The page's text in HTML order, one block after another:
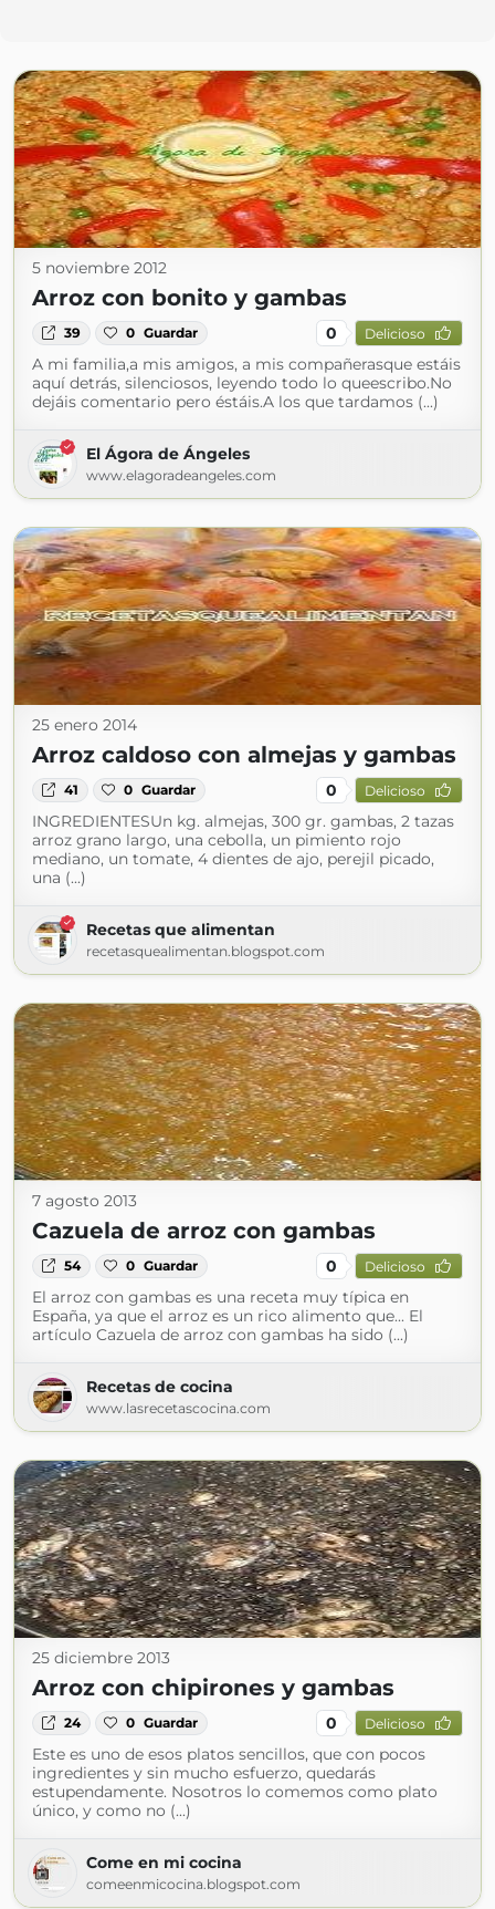
5 noviembre 2012
Arroz con bonito y gambas
39 0 Guardar 0 Delicioso
A mi familia,a mis amigos, a mis compañerasque estáis
aquí detrás, silenciosos, leyendo todo lo queescribo.No
dejáis comentario pero éstáis.A los que tardamos (...)
El Ágora de Ángeles
www.elagoradeangeles.com
25 enero 2014
Arroz caldoso con almejas y gambas
41 0 Guardar 0 Delicioso
INGREDIENTESUn kg. almejas, 300 gr. gambas, 2 tazas
arroz grano largo, una cebolla, un pimiento rojo
mediano, un tomate, 4 dientes de ajo, perejil picado,
una (...)
Recetas que alimentan
recetasquealimentan.blogspot.com
7 agosto 2013
Cazuela de arroz con gambas
54 0 Guardar 0 Delicioso
El arroz con gambas es una receta muy típica en
España, ya que el arroz es un rico alimento que... El
artículo Cazuela de arroz con gambas ha sido (...)
Recetas de cocina
www.lasrecetascocina.com
25 diciembre 2013
Arroz con chipirones y gambas
24 0 Guardar 0 Delicioso
Este es uno de esos platos sencillos, que con pocos
ingredientes y sin mucho esfuerzo, quedarás
estupendamente. Nosotros lo comemos como plato
único, y como no (...)
Come en mi cocina
comeenmicocina.blogspot.com